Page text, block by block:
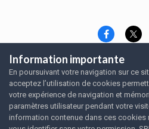
Langue Thème
Nous contacter
SRFA, l'association des
Powered by Invision
Information importante
En poursuivant votre navigation sur ce
acceptez l’utilisation de cookies
votre expérience de navigation et
paramètres utilisateur pendant votre
information contenue dans ces cookies